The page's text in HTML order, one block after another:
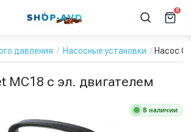
0
давления Насосные установки Насос
МС18 с эл. двигателем
В наличии